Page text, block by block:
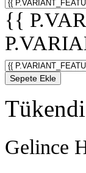
{{
Sepete Ekle
Tükendi
Gelince